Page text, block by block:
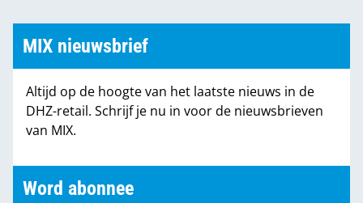
MIX nieuwsbrief
Altijd op de hoogte van het laatste nieuws in de
DHZ-retail. Schrijf je nu in voor de nieuwsbrieven
van MIX.
Word abonnee